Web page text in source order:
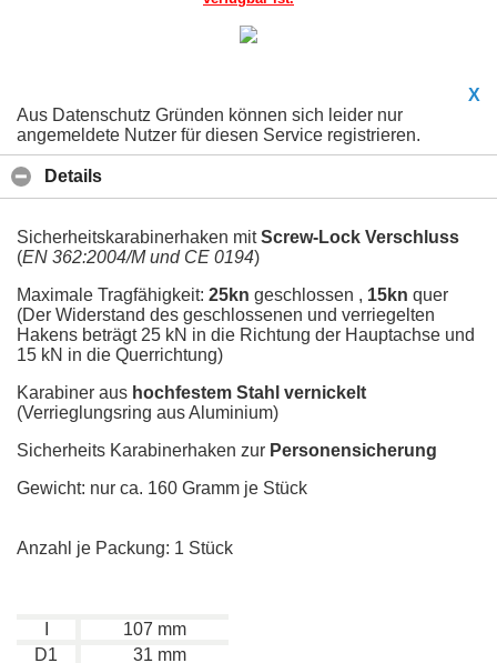
X
Aus Datenschutz Gründen können sich leider nur
angemeldete Nutzer für diesen Service registrieren.
Details
Sicherheitskarabinerhaken mitScrew-Lock Verschluss
(EN 362:2004/M und CE 0194)
Maximale Tragfähigkeit: 25kn geschlossen , 15kn quer
(Der Widerstand des geschlossenen und verriegelten
Hakens beträgt 25 kN in die Richtung der Hauptachse und
15 kN in die Querrichtung)
Karabiner aus hochfestem Stahl vernickelt
(Verrieglungsring aus Aluminium)
Sicherheits Karabinerhaken zur Personensicherung
Gewicht: nur ca. 160 Gramm je Stück
Anzahl je Packung: 1 Stück
107 mm
D1
31 mm